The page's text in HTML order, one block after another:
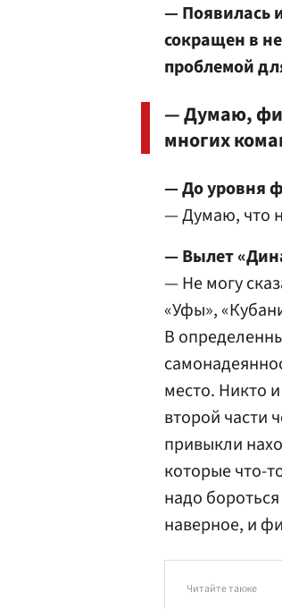
— Появилась
сокращен в
проблемой
— Думаю,
многих
— До уровня
— Думаю, что
— Вылет
— Не могу
«Уфы»,
В
место. Никто
второй части
привыкли
которые что-
надо
наверное, и
Читайте также